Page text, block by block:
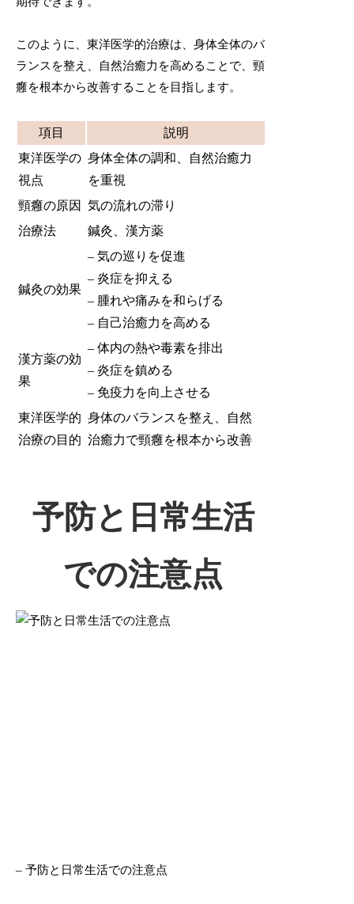
このように、東洋医学的治療は、身体全体のバ
ランスを整え、自然治癒力を高めることで、頸
癰を根本から改善することを目指します。
項目
説明
東洋医学の
視点
身体全体の調和、自然治癒力
を重視
頸癰の原因
気の流れの滞り
治療法
鍼灸、漢方薬
鍼灸の効果
– 気の巡りを促進
– 炎症を抑える
– 腫れや痛みを和らげる
– 自己治癒力を高める
漢方薬の効
果
– 体内の熱や毒素を排出
– 炎症を鎮める
– 免疫力を向上させる
東洋医学的
治療の目的
身体のバランスを整え、自然
治癒力で頸癰を根本から改善
予防と日常生活
での注意点
– 予防と日常生活での注意点